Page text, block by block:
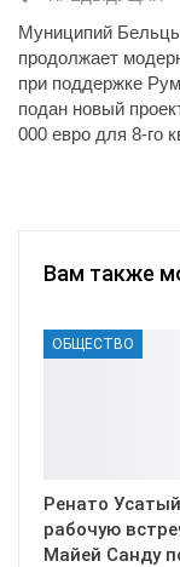
Муниципий
продолжает
при поддержке
подан новый
000 евро для 8-го
Вам также
ОБЩЕСТВО
Ренато
рабочую
Майей Санду